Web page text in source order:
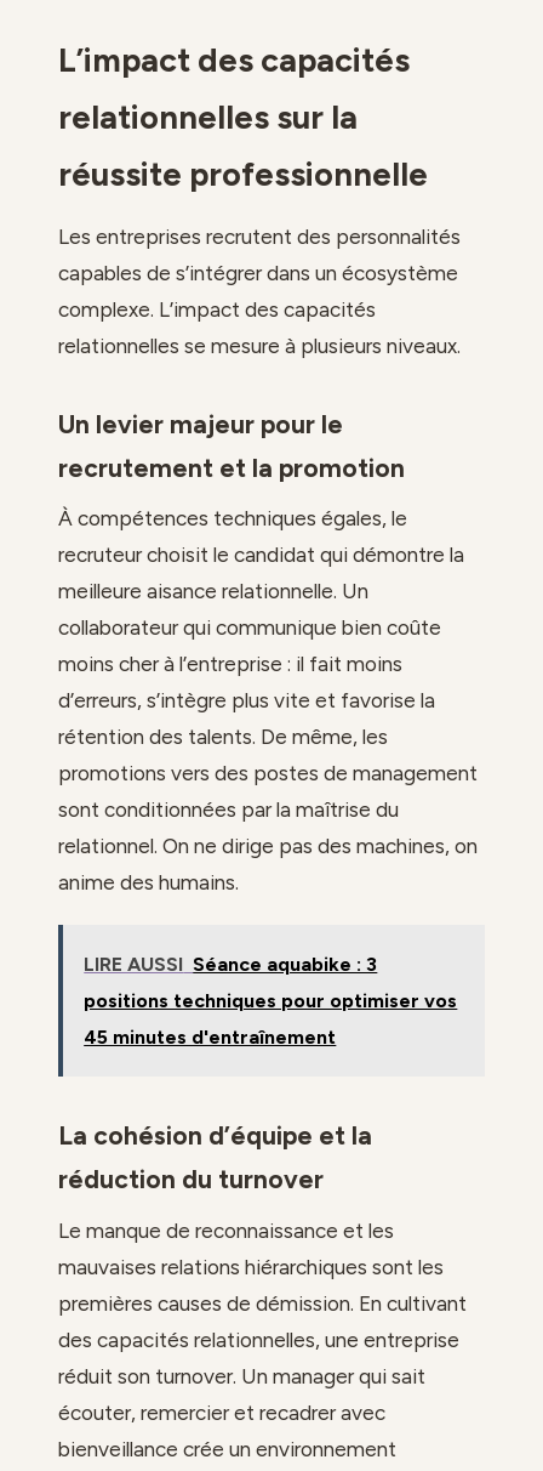
L’impact des capacités
relationnelles sur la
réussite professionnelle
Les entreprises recrutent des personnalités
capables de s’intégrer dans un écosystème
complexe. L’impact des capacités
relationnelles se mesure à plusieurs niveaux.
Un levier majeur pour le
recrutement et la promotion
À compétences techniques égales, le
recruteur choisit le candidat qui démontre la
meilleure aisance relationnelle. Un
collaborateur qui communique bien coûte
moins cher à l’entreprise : il fait moins
d’erreurs, s’intègre plus vite et favorise la
rétention des talents. De même, les
promotions vers des postes de management
sont conditionnées par la maîtrise du
relationnel. On ne dirige pas des machines, on
anime des humains.
LIRE AUSSI Séance aquabike : 3
positions techniques pour optimiser vos
45 minutes d'entraînement
La cohésion d’équipe et la
réduction du turnover
Le manque de reconnaissance et les
mauvaises relations hiérarchiques sont les
premières causes de démission. En cultivant
des capacités relationnelles, une entreprise
réduit son turnover. Un manager qui sait
écouter, remercier et recadrer avec
bienveillance crée un environnement